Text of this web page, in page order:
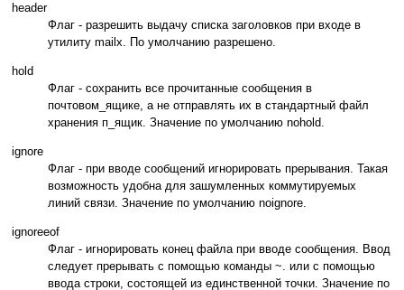
header
Флаг - разрешить выдачу списка заголовков при входе в
утилиту mailx. По умолчанию разрешено.
hold
Флаг - сохранить все прочитанные сообщения в
почтовом_ящике, а не отправлять их в стандартный файл
хранения п_ящик. Значение по умолчанию nohold.
ignore
Флаг - при вводе сообщений игнорировать прерывания. Такая
возможность удобна для зашумленных коммутируемых
линий связи. Значение по умолчанию noignore.
ignoreeof
Флаг - игнорировать конец файла при вводе сообщения. Ввод
следует прерывать с помощью команды ~. или с помощью
ввода строки, состоящей из единственной точки. Значение по